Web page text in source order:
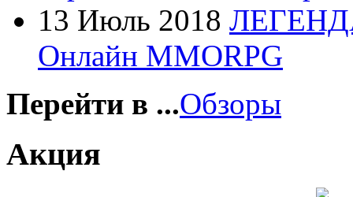
Gelezka(4)
Gembird(19)
Gemix(1)
Gigabyte
13 Июль 2018
Онлайн MMORPG
Перейти в ...Обзоры
Акция